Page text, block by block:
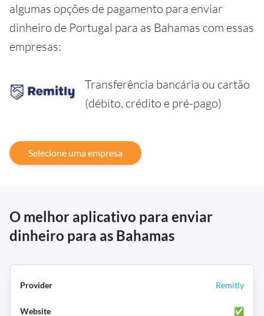
algumas opções de pagamento para enviar
dinheiro de Portugal para as Bahamas com essas
empresas:
Transferência bancária ou cartão
(débito, crédito e pré-pago)
Selecione uma empresa
O melhor aplicativo para enviar
dinheiro para as Bahamas
Remitly
✅